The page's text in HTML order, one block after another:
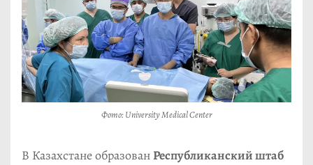
Фото: University Medical Center
В Казахстане образованРеспубликанский штаб